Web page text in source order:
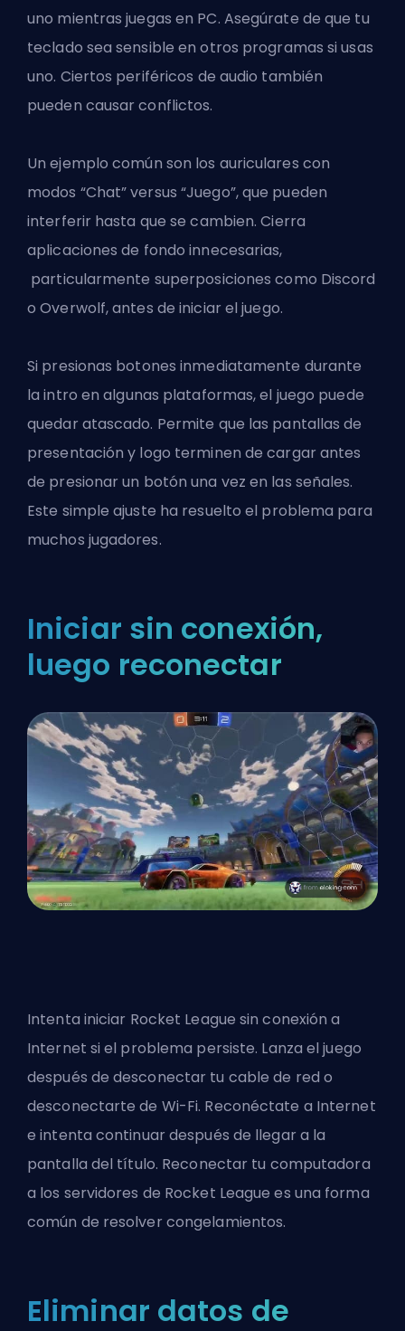
uno mientras juegas en PC. Asegúrate de que tu
teclado sea sensible en otros programas si usas
uno. Ciertos periféricos de audio también
pueden causar conflictos.
Un ejemplo común son los auriculares con
modos “Chat” versus “Juego”, que pueden
interferir hasta que se cambien. Cierra
aplicaciones de fondo innecesarias,
particularmente superposiciones como Discord
o Overwolf, antes de iniciar el juego.
Si presionas botones inmediatamente durante
la intro en algunas plataformas, el juego puede
quedar atascado. Permite que las pantallas de
presentación y logo terminen de cargar antes
de presionar un botón una vez en las señales.
Este simple ajuste ha resuelto el problema para
muchos jugadores.
Iniciar sin conexión,
luego reconectar
Intenta iniciar Rocket League sin conexión a
Internet si el problema persiste. Lanza el juego
después de desconectar tu cable de red o
desconectarte de Wi-Fi. Reconéctate a Internet
e intenta continuar después de llegar a la
pantalla del título. Reconectar tu computadora
a los servidores de Rocket League es una forma
común de resolver congelamientos.
Eliminar datos de